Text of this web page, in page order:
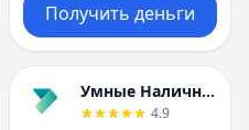
Получить деньги
Умные Наличные
4.9